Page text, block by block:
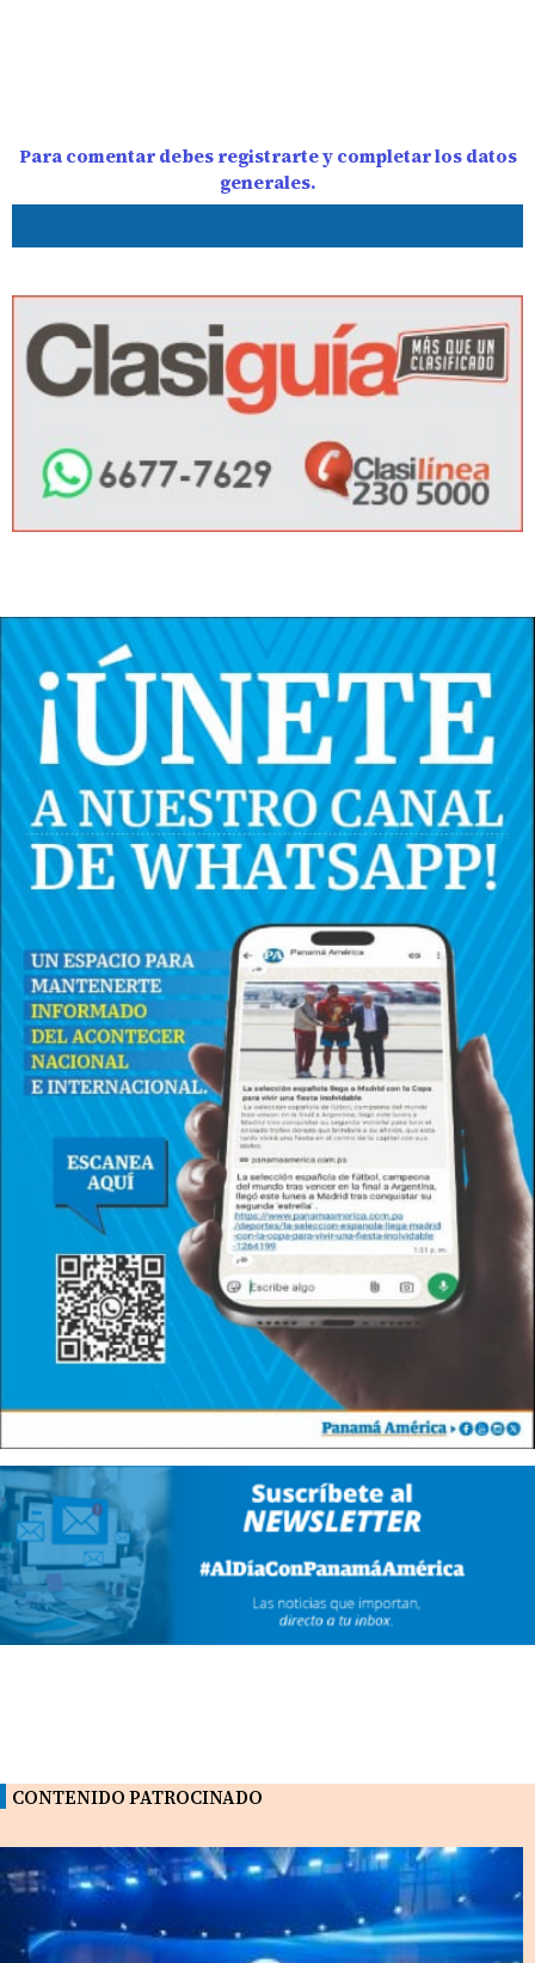
Para comentar debes registrarte y completar los datos
generales.
CONTENIDO PATROCINADO